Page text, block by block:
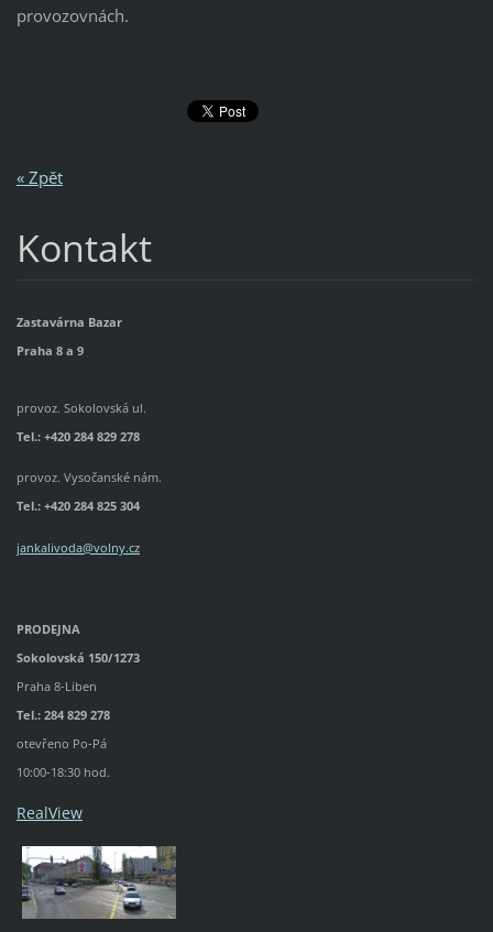
provozovnách.
« Zpět
Kontakt
Zastavárna Bazar
Praha 8 a 9
provoz. Sokolovská ul.
Tel.: +420 284 829 278
provoz. Vysočanské nám.
Tel.: +420 284 825 304
jankalivoda@volny.cz
PRODEJNA
Sokolovská 150/1273
Praha 8-Liben
Tel.: 284 829 278
otevřeno Po-Pá
10:00-18:30 hod.
RealView